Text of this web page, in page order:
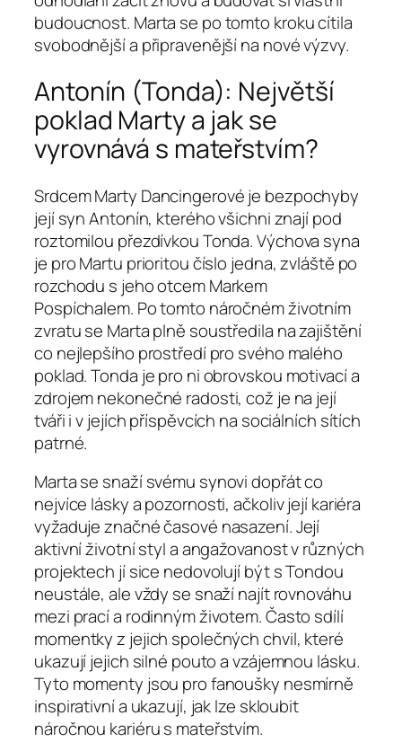
budoucnost. Marta se po tomto kroku cítila
svobodnější a připravenější na nové výzvy.
Antonín (Tonda): Největší
poklad Marty a jak se
vyrovnává s mateřstvím?
Srdcem Marty Dancingerové je bezpochyby
její syn Antonín, kterého všichni znají pod
roztomilou přezdívkou Tonda. Výchova syna
je pro Martu prioritou číslo jedna, zvláště po
rozchodu s jeho otcem Markem
Pospíchalem. Po tomto náročném životním
zvratu se Marta plně soustředila na zajištění
co nejlepšího prostředí pro svého malého
poklad. Tonda je pro ni obrovskou motivací a
zdrojem nekonečné radosti, což je na její
tváři i v jejích příspěvcích na sociálních sítích
patrné.
Marta se snaží svému synovi dopřát co
nejvíce lásky a pozornosti, ačkoliv její kariéra
vyžaduje značné časové nasazení. Její
aktivní životní styl a angažovanost v různých
projektech jí sice nedovolují být s Tondou
neustále, ale vždy se snaží najít rovnováhu
mezi prací a rodinným životem. Často sdílí
momentky z jejich společných chvil, které
ukazují jejich silné pouto a vzájemnou lásku.
Tyto momenty jsou pro fanoušky nesmírně
inspirativní a ukazují, jak lze skloubit
náročnou kariéru s mateřstvím.